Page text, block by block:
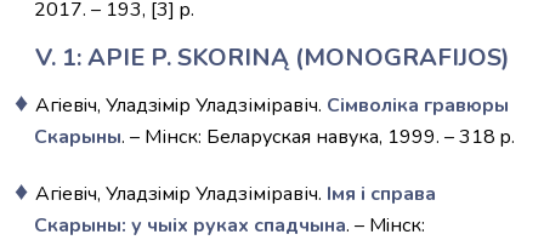
2017. – 193, [3] p.
V. 1: APIE P. SKORINĄ (MONOGRAFIJOS)
Агiевiч, Уладзiмiр Уладзіміравіч. Сімволіка гравюры
Скарыны. – Мінск: Беларуская навука, 1999. – 318 p.
Агiевiч, Уладзiмiр Уладзіміравіч. Iмя i справа
Скарыны: у чыiх руках спадчына. – Мiнск: